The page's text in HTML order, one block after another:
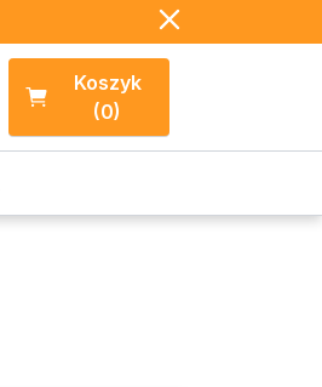
Koszyk
(0)